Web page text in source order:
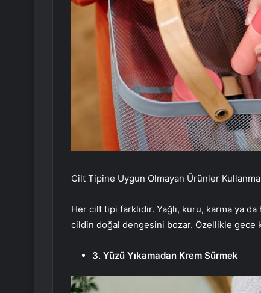
Cilt Tipine Uygun Olmayan Ürünler
Her cilt tipi farklıdır. Yağlı, kuru, karma ya
cildin doğal dengesini bozar. Özellikle gece
3. Yüzü Yıkamadan Krem Sürmek